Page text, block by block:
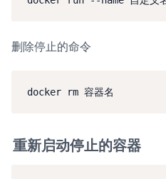
删除停止的命令
重新启动停止的容器